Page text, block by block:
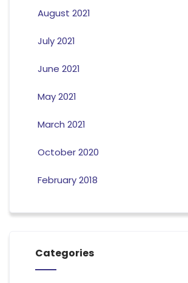
August 2021
July 2021
June 2021
May 2021
March 2021
October 2020
February 2018
Categories